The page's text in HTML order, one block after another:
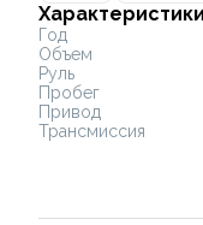
Год
Объем
Руль
Пробег
Привод
Трансмиссия